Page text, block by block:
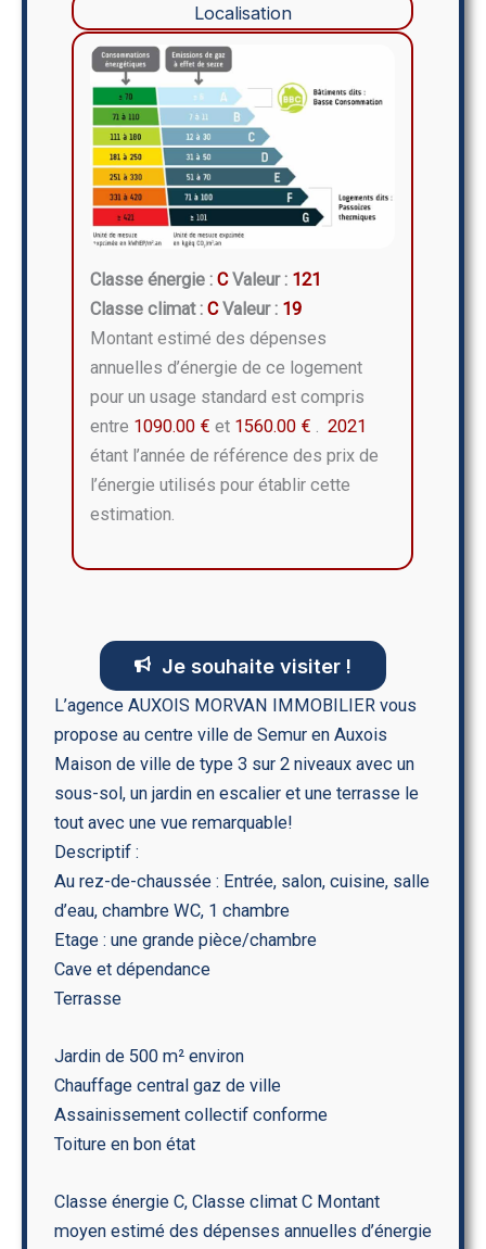
Localisation
Classe énergie :CValeur : 121
Classe climat :CValeur : 19
Montant estimé des dépenses
annuelles d’énergie de ce logement
pour un usage standard est compris
entre 1090.00 € et 1560.00 €
2021
étant l’année de référence des prix de
l’énergie utilisés pour établir cette
estimation.
Je souhaite visiter !
L’agence AUXOIS MORVAN IMMOBILIER vous
propose au centre ville de Semur en Auxois
Maison de ville de type 3 sur 2 niveaux avec un
sous-sol, un jardin en escalier et une terrasse le
tout avec une vue remarquable!
Descriptif :
Au rez-de-chaussée : Entrée, salon, cuisine, salle
d’eau, chambre WC, 1 chambre
Etage : une grande pièce/chambre
Cave et dépendance
Terrasse
Jardin de 500 m² environ
Chauffage central gaz de ville
Assainissement collectif conforme
Toiture en bon état
Classe énergie C, Classe climat C Montant
moyen estimé des dépenses annuelles d’énergie